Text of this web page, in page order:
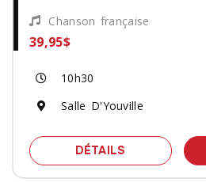
Chanson française
39,95$
10h30
Salle D'Youville
DÉTAILS